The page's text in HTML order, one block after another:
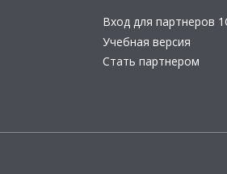
Вход для партнеров
Учебная версия
Стать партнером